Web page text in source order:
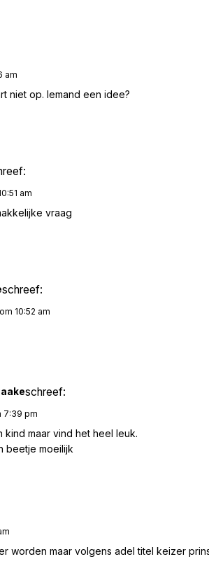
am
niet op. Iemand een idee?
am
vraag
schreef:
10:52 am
schreef:
7:39 pm
kind maar vind het heel leuk.
beetje moeilijk
worden maar volgens adel titel keizer